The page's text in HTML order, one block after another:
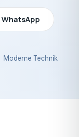
WhatsApp
Moderne Technik